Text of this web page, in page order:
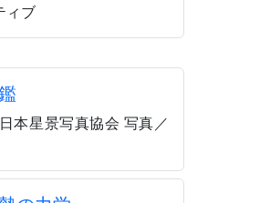
ィブ
本星景写真協会 写真／